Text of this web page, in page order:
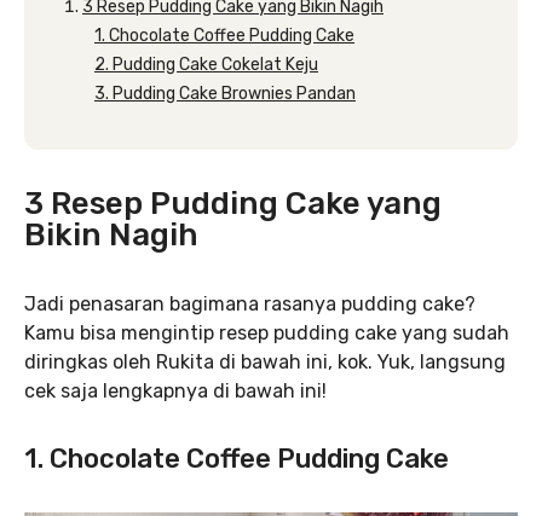
3 Resep Pudding Cake yang Bikin Nagih
1. Chocolate Coffee Pudding Cake
2. Pudding Cake Cokelat Keju
3. Pudding Cake Brownies Pandan
3 Resep Pudding Cake yang
Bikin Nagih
Jadi penasaran bagimana rasanya pudding cake?
Kamu bisa mengintip resep pudding cake yang sudah
diringkas oleh Rukita di bawah ini, kok. Yuk, langsung
cek saja lengkapnya di bawah ini!
1. Chocolate Coffee Pudding Cake